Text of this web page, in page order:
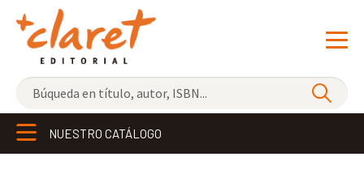
NOVEDADES
LOS MÁS VENDIDOS
NUESTRO CATÁLOGO